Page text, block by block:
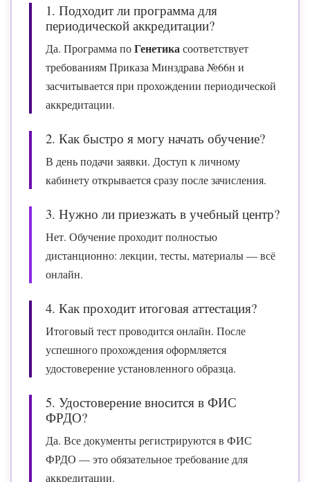
1. Подходит ли программа для
периодической аккредитации?
Да. Программа поГенетикасоответствует
требованиям Приказа Минздрава №66н и
засчитывается при прохождении периодической
аккредитации.
2. Как быстро я могу начать обучение?
В день подачи заявки. Доступ к личному
кабинету открывается сразу после зачисления.
3. Нужно ли приезжать в учебный центр?
Нет. Обучение проходит полностью
дистанционно: лекции, тесты, материалы — всё
онлайн.
4. Как проходит итоговая аттестация?
Итоговый тест проводится онлайн. После
успешного прохождения оформляется
удостоверение установленного образца.
5. Удостоверение вносится в ФИС
ФРДО?
Да. Все документы регистрируются в ФИС
ФРДО — это обязательное требование для
аккредитации.